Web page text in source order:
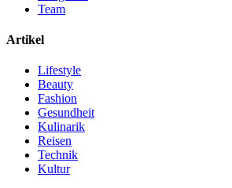
Team
Artikel
Lifestyle
Beauty
Fashion
Gesundheit
Kulinarik
Reisen
Technik
Kultur